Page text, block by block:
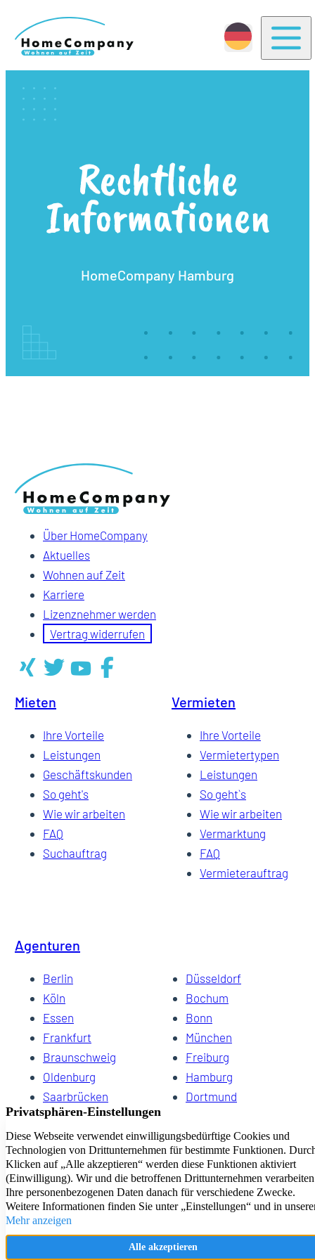
Rechtliche
Informationen
HomeCompany Hamburg
Über HomeCompany
Aktuelles
Wohnen auf Zeit
Karriere
Lizenznehmer werden
Vertrag widerrufen
Mieten
Ihre Vorteile
Leistungen
Geschäftskunden
So geht's
Wie wir arbeiten
FAQ
Suchauftrag
Vermieten
Ihre Vorteile
Vermietertypen
Leistungen
So geht`s
Wie wir arbeiten
Vermarktung
FAQ
Vermieterauftrag
Agenturen
Berlin
Düsseldorf
Köln
Bochum
Essen
Bonn
Frankfurt
München
Braunschweig
Freiburg
Oldenburg
Hamburg
Saarbrücken
Dortmund
Hannover
Dresden
Kiel
Wuppertal
Bremen
HomeCompany eG Ihre Agenturen für Wohnen auf Zeit